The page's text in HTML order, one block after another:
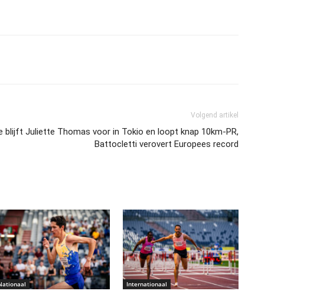
Volgend artikel
blijft Juliette Thomas voor in Tokio en loopt knap 10km-PR,
Battocletti verovert Europees record
Internationaal